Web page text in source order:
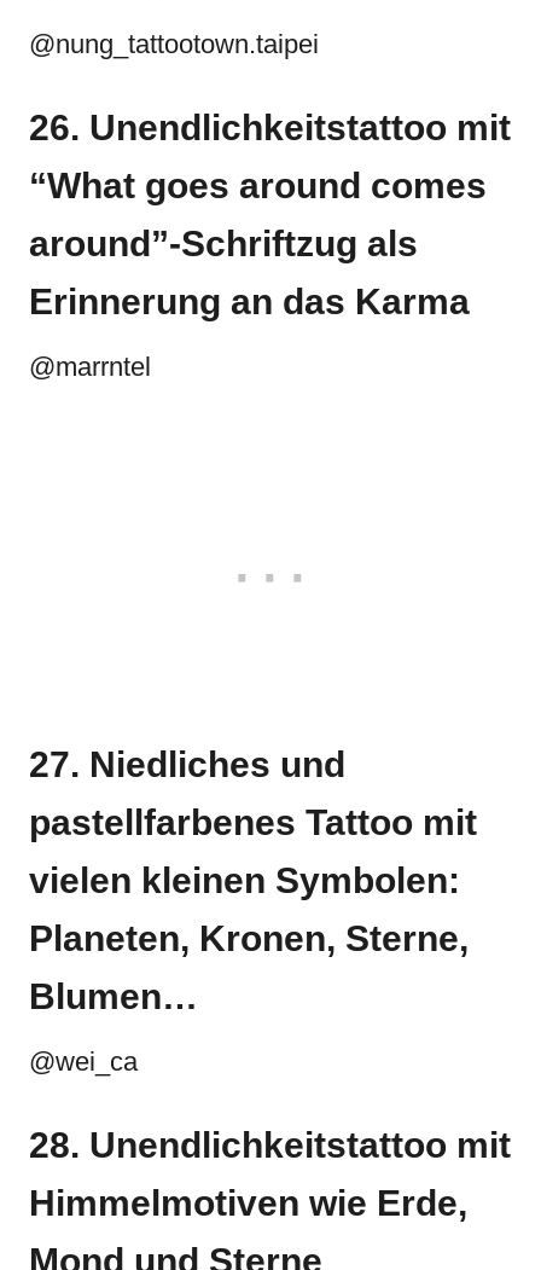
@nung_tattootown.taipei
26. Unendlichkeitstattoo mit
“What goes around comes
around”-Schriftzug als
Erinnerung an das Karma
@marrntel
27. Niedliches und
pastellfarbenes Tattoo mit
vielen kleinen Symbolen:
Planeten, Kronen, Sterne,
Blumen…
@wei_ca
28. Unendlichkeitstattoo mit
Himmelmotiven wie Erde,
Mond und Sterne